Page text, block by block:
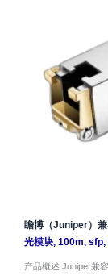
瞻博（Juniper）
光模块, 100m, sfp,
产品概述 Juniper兼